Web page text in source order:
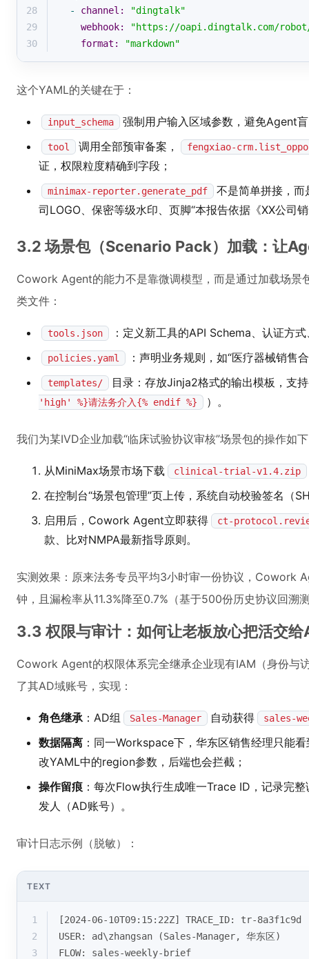
28
- channel:
"dingtalk"
29
webhook:
"https://oapi.dingtalk.com/robot/
30
format: "markdown"
这个YAML的关键在于：
input_schema 强制用户输入区域参数，避免Agent
tool 调用全部预审备案， fengxiao-
证，权限粒度精确到字段；
minimax-reporter.generate_pdf
不是简单拼接，
司LOGO、保密等级水印、页脚“本报告依据《XX公司
3.2 场景包（Scenario Pack）加载：让
Cowork Agent的能力不是靠微调模型，而是通过加载场景
类文件：
tools.json ：定义新工具的API Schema、认证方
policies.yaml ：声明业务规则，如“医疗器械销售
templates/ 目录：存放Jinja2格式的输出模板，支
'high' %}请法务介入{% endif %} ）。
我们为某IVD企业加载“临床试验协议审核”场景包的操作如
从MiniMax场景市场下载 clinical-trial-v1.4.zip
在控制台“场景包管理”页上传，系统自动校验签名（
启用后，Cowork Agent立即获得
ct-
款、比对NMPA最新指导原则。
实测效果：原来法务专员平均3小时审一份协议，Cowork
钟，且漏检率从11.3%降至0.7%（基于500份历史协议回溯
3.3 权限与审计：如何让老板放心把活交给
Cowork Agent的权限体系完全继承企业现有IAM（身份与
了其AD域账号，实现：
角色继承：AD组 Sales-Manager 自动获得 sales-
数据隔离 ：同一Workspace下，华东区销售经理只能看
改YAML中的region参数，后端也会拦截；
操作留痕 ：每次Flow执行生成唯一Trace ID，记录完
发人（AD账号）。
审计日志示例（脱敏）：
TEXT
1
[2024-06-10T09:15:22Z] TRACE_ID: tr-
2
USER: ad\zhangsan (Sales-Manager, 华东区)
3
FLOW: sales-weekly-brief